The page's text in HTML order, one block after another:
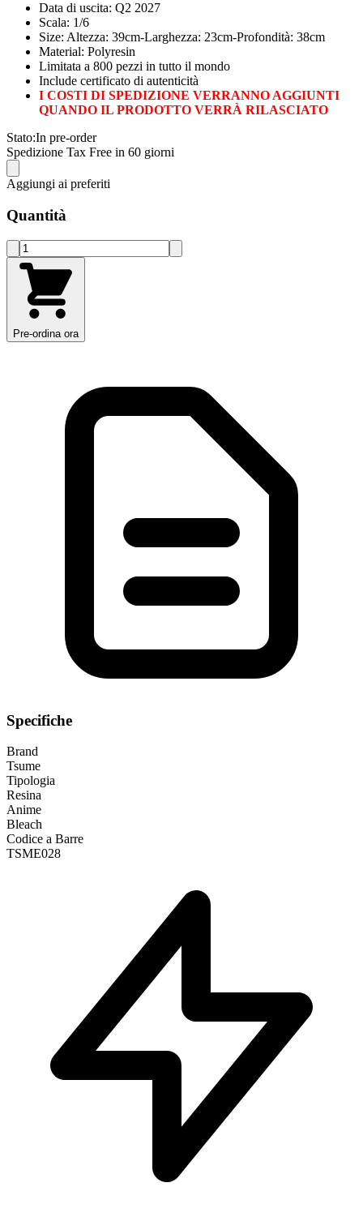
Data di uscita: Q2 2027
Scala: 1/6
Size: Altezza: 39cm-Larghezza: 23cm-Profondità: 38cm
Material: Polyresin
Limitata a 800 pezzi in tutto il mondo
Include certificato di autenticità
I COSTI DI SPEDIZIONE VERRANNO AGGIUNTI
QUANDO IL PRODOTTO VERRÀ RILASCIATO
Stato:In pre-order
Spedizione Tax Free in 60 giorni
Aggiungi ai preferiti
Quantità
Pre-ordina ora
Specifiche
Brand
Tsume
Tipologia
Resina
Anime
Bleach
Codice a Barre
TSME028